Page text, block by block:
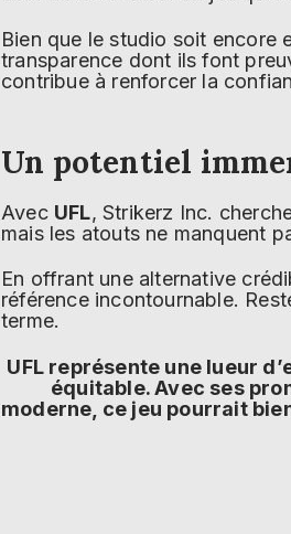
Bien que le studio soit encore
transparence dont ils font
contribue à renforcer la
Un potentiel
Avec UFL, Strikerz Inc.
mais les atouts ne manquent
En offrant une alternative
référence incontournable.
terme.
UFL représente une lueur
équitable. Avec ses
moderne, ce jeu pourrait